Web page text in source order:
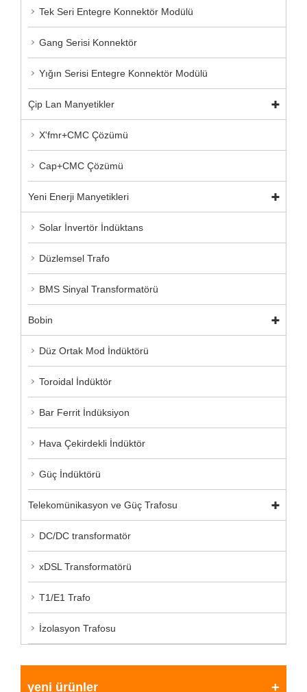
Tek Seri Entegre Konnektör Modülü
Gang Serisi Konnektör
Yığın Serisi Entegre Konnektör Modülü
Çip Lan Manyetikler
X'fmr+CMC Çözümü
Cap+CMC Çözümü
Yeni Enerji Manyetikleri
Solar İnvertör İndüktans
Düzlemsel Trafo
BMS Sinyal Transformatörü
Bobin
Düz Ortak Mod İndüktörü
Toroidal İndüktör
Bar Ferrit İndüksiyon
Hava Çekirdekli İndüktör
Güç İndüktörü
Telekomünikasyon ve Güç Trafosu
DC/DC transformatör
xDSL Transformatörü
T1/E1 Trafo
İzolasyon Trafosu
yeni ürünler